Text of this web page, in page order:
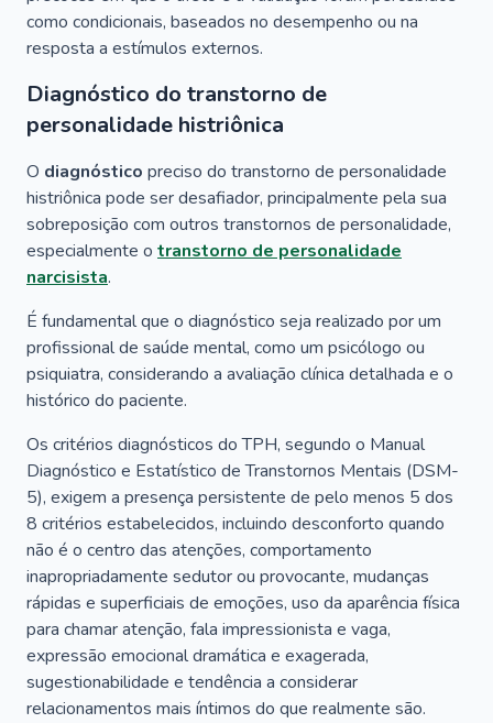
como condicionais, baseados no desempenho ou na
resposta a estímulos externos.
Diagnóstico do transtorno de
personalidade histriônica
O diagnóstico preciso do transtorno de personalidade
histriônica pode ser desafiador, principalmente pela sua
sobreposição com outros transtornos de personalidade,
especialmente o transtorno de personalidade
narcisista.
É fundamental que o diagnóstico seja realizado por um
profissional de saúde mental, como um psicólogo ou
psiquiatra, considerando a avaliação clínica detalhada e o
histórico do paciente.
Os critérios diagnósticos do TPH, segundo o Manual
Diagnóstico e Estatístico de Transtornos Mentais (DSM-
5), exigem a presença persistente de pelo menos 5 dos
8 critérios estabelecidos, incluindo desconforto quando
não é o centro das atenções, comportamento
inapropriadamente sedutor ou provocante, mudanças
rápidas e superficiais de emoções, uso da aparência física
para chamar atenção, fala impressionista e vaga,
expressão emocional dramática e exagerada,
sugestionabilidade e tendência a considerar
relacionamentos mais íntimos do que realmente são.